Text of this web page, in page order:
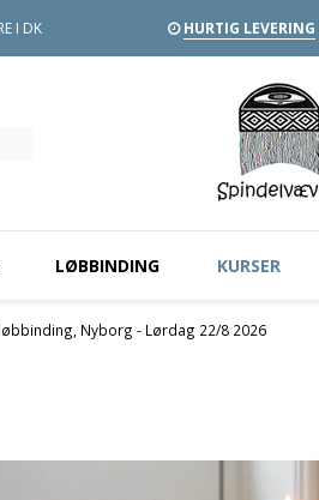
I DK HURTIG LEVERING
LØBBINDING KURSER
Nyborg - Lørdag 22/8 2026